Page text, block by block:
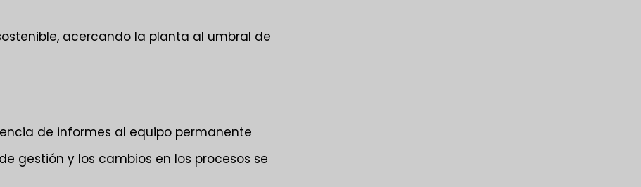
acercando la planta al umbral de
de informes al equipo permanente
gestión y los cambios en los procesos se